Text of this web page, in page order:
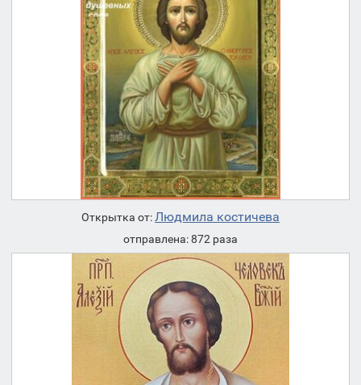
Открытка от:Людмила костичева
отправлена: 872 раза